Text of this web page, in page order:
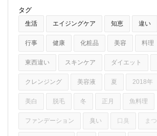
タグ
生活 エイジングケア 知恵 違い
行事 健康 化粧品 美容 料理
東西違い スキンケア ダイエット
クレンジング 美容液 夏 2018年
美白 脱毛 冬 正月 魚料理
ファンデーション 臭い 口臭 ま